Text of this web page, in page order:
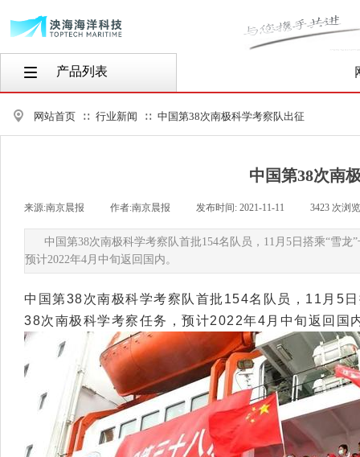
按钮文本
产品列表
网站首页 ∷ 行业新闻 ∷ 中国第38次南极科学考察队出征
中国第38次南
来源:南京晨报 作者:南京晨报 发布时间: 2021-11-11 3423 次浏览
中国第38次南极科学考察队首批154名队员，11月5日搭乘“雪
预计2022年4月中旬返回国内。
中国第38次南极科学考察队首批154名队员，11月5
38次南极科学考察任务，预计2022年4月中旬返回国